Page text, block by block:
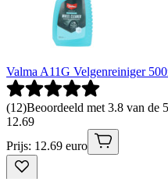
Valma A11G Velgenreiniger
(12)Beoordeeld met 3.8 van de
12.69
Prijs: 12.69 euro